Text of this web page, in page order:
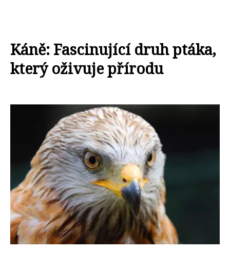
Káně: Fascinující druh ptáka,
který oživuje přírodu